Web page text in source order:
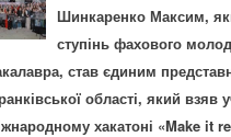
Шинкаренко Максим,
ступінь фахового
став єдиним
області, який взяв
хакатоні «Make it